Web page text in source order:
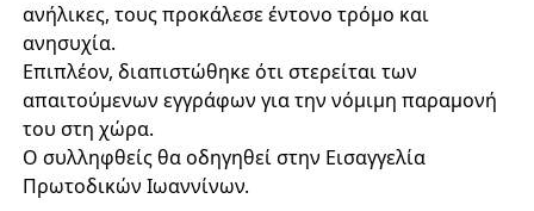
ανήλικες, τους προκάλεσε έντονο τρόμο και
ανησυχία.
Επιπλέον, διαπιστώθηκε ότι στερείται των
απαιτούμενων εγγράφων για την νόμιμη παραμονή
του στη χώρα.
Ο συλληφθείς θα οδηγηθεί στην Εισαγγελία
Πρωτοδικών Ιωαννίνων.